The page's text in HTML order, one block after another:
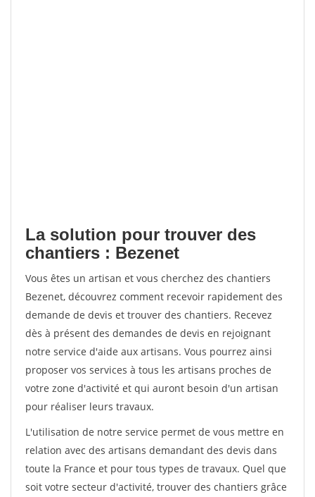
La solution pour trouver des
chantiers : Bezenet
Vous êtes un artisan et vous cherchez des chantiers
Bezenet, découvrez comment recevoir rapidement des
demande de devis et trouver des chantiers. Recevez
dès à présent des demandes de devis en rejoignant
notre service d'aide aux artisans. Vous pourrez ainsi
proposer vos services à tous les artisans proches de
votre zone d'activité et qui auront besoin d'un artisan
pour réaliser leurs travaux.
L'utilisation de notre service permet de vous mettre en
relation avec des artisans demandant des devis dans
toute la France et pour tous types de travaux. Quel que
soit votre secteur d'activité, trouver des chantiers grâce